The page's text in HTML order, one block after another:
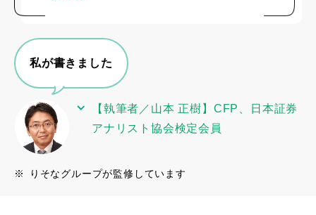
私が書きました
【執筆者／山本 正樹】CFP、日本証券
アナリスト協会検定会員
※ りそなグループが監修しています